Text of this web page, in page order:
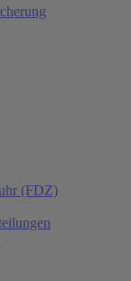
(FDZ)